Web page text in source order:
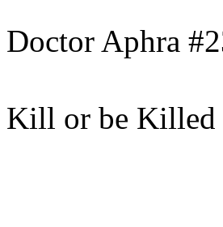
Doctor Aphra
Kill or be Killed